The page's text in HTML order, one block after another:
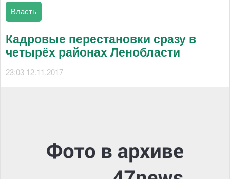
Власть
Кадровые перестановки сразу в
четырёх районах Ленобласти
23:03 12.11.2017